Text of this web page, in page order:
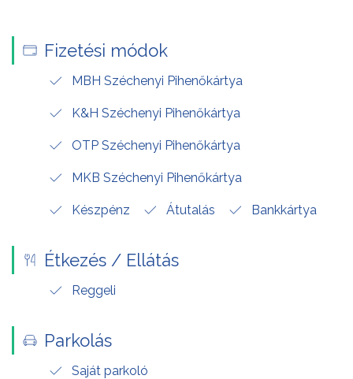
Fizetési módok
MBH Széchenyi Pihenőkártya
K&H Széchenyi Pihenőkártya
OTP Széchenyi Pihenőkártya
MKB Széchenyi Pihenőkártya
Készpénz Átutalás Bankkártya
Étkezés / Ellátás
Reggeli
Parkolás
Saját parkoló